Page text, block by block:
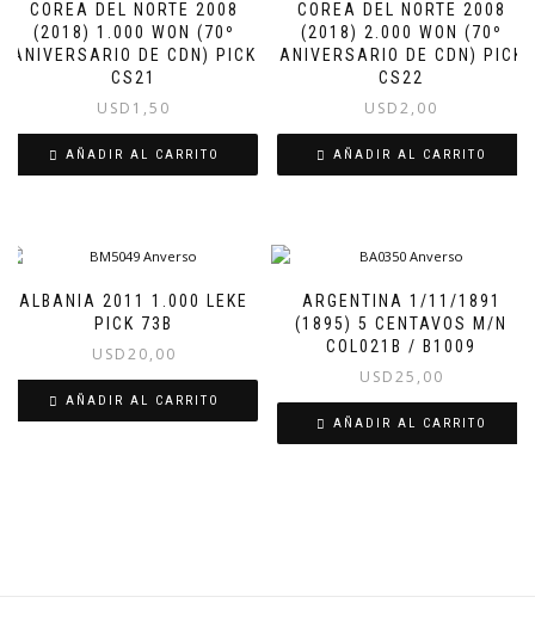
COREA DEL NORTE 2008
(2018) 1.000 WON (70º
ANIVERSARIO DE CDN) PICK
CS21
USD 1,50
AÑADIR AL CARRITO
COREA DEL NORTE 2008
(2018) 2.000 WON (70º
ANIVERSARIO DE CDN) PICK
CS22
USD2,00
AÑADIR AL CARRITO
ALBANIA 2011 1.000 LEKE
PICK 73B
USD20,00
AÑADIR AL CARRITO
ARGENTINA 1/11/1891
(1895) 5 CENTAVOS M/N
COL021B / B1009
USD25,00
AÑADIR AL CARRITO